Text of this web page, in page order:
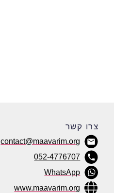
צרו קשר
contact@maavarim.org
052-4776707
WhatsApp
www.maavarim.org